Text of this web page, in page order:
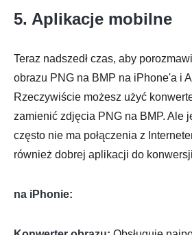
5. Aplikacje mobilne
Teraz nadszedł czas, aby
obrazu PNG na BMP na iPhone'a i
Rzeczywiście możesz użyć
zamienić zdjęcia PNG na BMP. Ale
często nie ma połączenia z
również dobrej aplikacji do
na iPhonie: